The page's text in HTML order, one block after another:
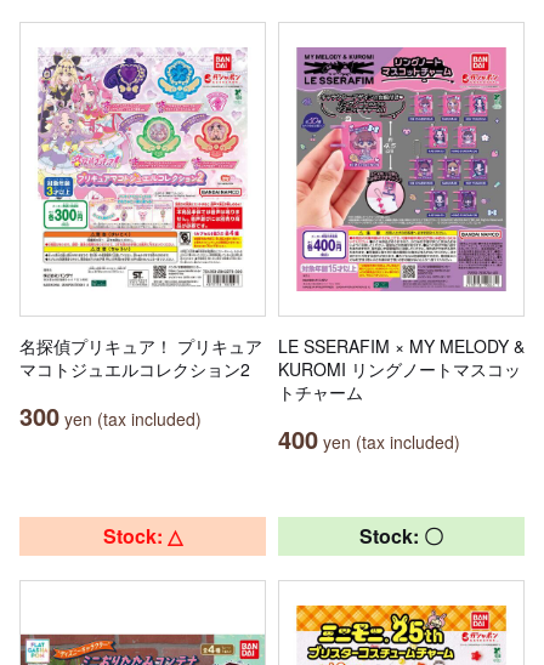
名探偵プリキュア！ プリキュア
マコトジュエルコレクション2
300 yen (tax included)
LE SSERAFIM × MY MELODY &
KUROMI リングノートマスコッ
トチャーム
400 yen (tax included)
Stock: △ Stock: 〇